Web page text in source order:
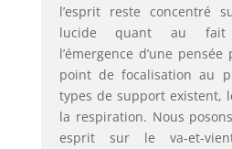
l’esprit reste concentré
lucide quant au fait
l’émergence d’une
point de focalisation au
types de support existent,
la respiration. Nous
esprit sur le va-et-